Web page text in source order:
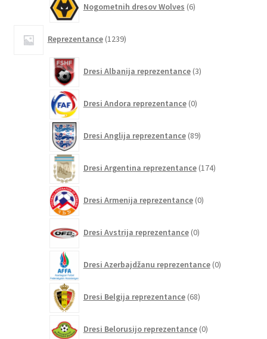
Nogometnih dresov Wolves 6izdelkov
Reprezentance 1239izdelkov
Dresi Albanija reprezentance 3izdelki
Dresi Andora reprezentance 0izdelkov
Dresi Anglija reprezentance 89izdelkov
Dresi Argentina reprezentance 174izdelkov
Dresi Armenija reprezentance 0izdelkov
Dresi Avstrija reprezentance 0izdelkov
Dresi Azerbajdžanu reprezentance 0izdelkov
Dresi Belgija reprezentance 68izdelkov
Dresi Belorusijo reprezentance 0izdelkov